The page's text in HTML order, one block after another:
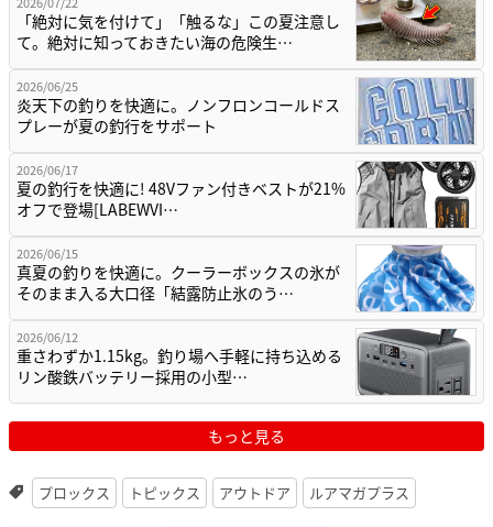
「絶対に気を付けて」「触るな」この夏注意し
て。絶対に知っておきたい海の危険生…
2026/06/25
炎天下の釣りを快適に。ノンフロンコールドス
プレーが夏の釣行をサポート
2026/06/17
夏の釣行を快適に! 48Vファン付きベストが21%
オフで登場[LABEWVI…
2026/06/15
真夏の釣りを快適に。クーラーボックスの氷が
そのまま入る大口径「結露防止氷のう…
2026/06/12
重さわずか1.15kg。釣り場へ手軽に持ち込める
リン酸鉄バッテリー採用の小型…
もっと見る
プロックス トピックス アウトドア ルアマガプラス